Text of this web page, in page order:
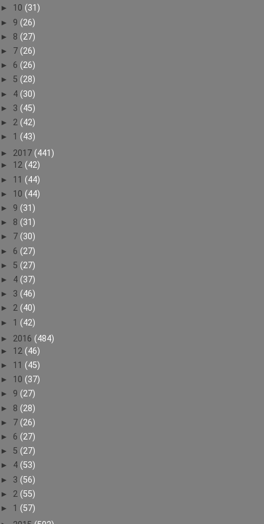
► 10 (31)
► 9 (26)
► 8 (27)
► 7 (26)
► 6 (26)
► 5 (28)
► 4 (30)
► 3 (45)
► 2 (42)
► 1 (43)
► 2017 (441)
► 12 (42)
► 11 (44)
► 10 (44)
► 9 (31)
► 8 (31)
► 7 (30)
► 6 (27)
► 5 (27)
► 4 (37)
► 3 (46)
► 2 (40)
► 1 (42)
► 2016 (484)
► 12 (46)
► 11 (45)
► 10 (37)
► 9 (27)
► 8 (28)
► 7 (26)
► 6 (27)
► 5 (27)
► 4 (53)
► 3 (56)
► 2 (55)
► 1 (57)